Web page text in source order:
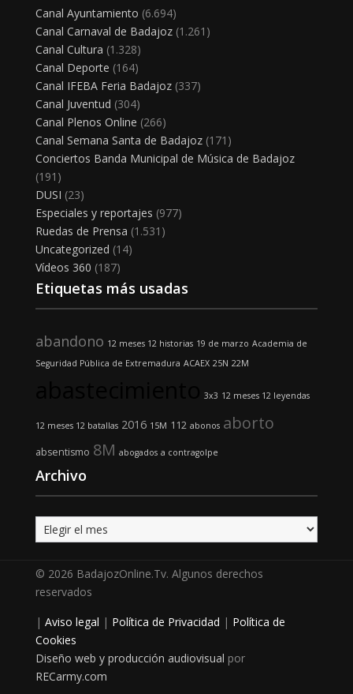
Canal Ayuntamiento (6.694)
Canal Carnaval de Badajoz(1.261)
Canal Cultura (1.328)
Canal Deporte (164)
Canal IFEBA Feria Badajoz(337)
Canal Juventud (304)
Canal Plenos Online (266)
Canal Semana Santa de Badajoz(171)
Conciertos Banda Municipal de Música de Badajoz
(191)
DUSI (23)
Especiales y reportajes (977)
Ruedas de Prensa (1.531)
Uncategorized (14)
Vídeos 360 (187)
Etiquetas más usadas
abandono 12 meses 12 historias 19 de marzo Academia de
Seguridad Pública de Extremadura ACAEX 25N 22M
3x3 12 meses 12 leyendas
12 meses 12 batallas 2016 15M 112 abonos aborto
absentismo 8M abogados a contragolpe
Archivo
Archivo
© 2026 BadajozOnline.Tv. Algunos derechos
reservados
| Aviso legal | Política de Privacidad | Política de
Cookies
Diseño web y producción audiovisual por
RECarmy.com